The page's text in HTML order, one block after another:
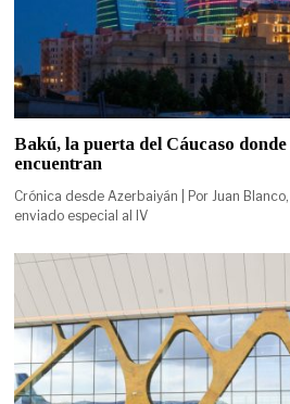
Bakú, la puerta del Cáucaso
encuentran
Crónica desde Azerbaiyán | Por Juan
enviado especial al IV